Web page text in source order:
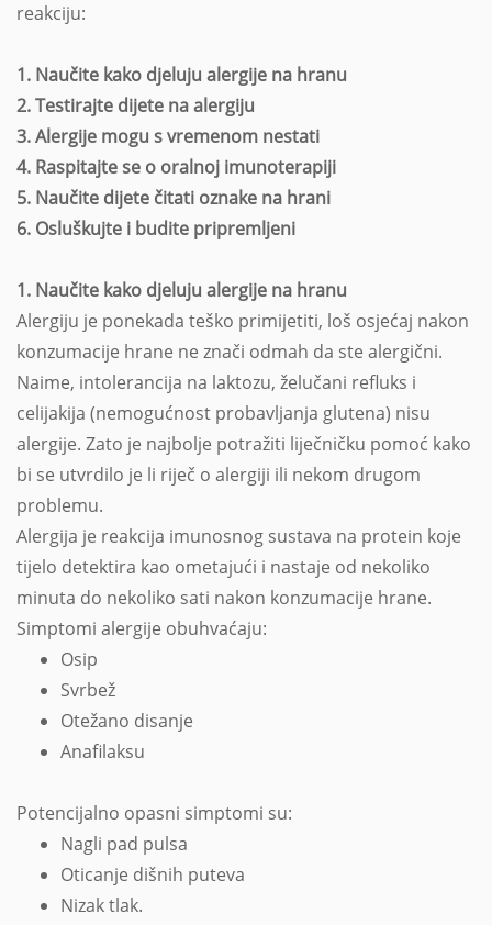
reakciju:
1. Naučite kako djeluju alergije na hranu
2. Testirajte dijete na alergiju
3. Alergije mogu s vremenom nestati
4. Raspitajte se o oralnoj imunoterapiji
5. Naučite dijete čitati oznake na hrani
6. Osluškujte i budite pripremljeni
1. Naučite kako djeluju alergije na hranu
Alergiju je ponekada teško primijetiti, loš osjećaj nakon
konzumacije hrane ne znači odmah da ste alergični.
Naime, intolerancija na laktozu, želučani refluks i
celijakija (nemogućnost probavljanja glutena) nisu
alergije. Zato je najbolje potražiti liječničku pomoć kako
bi se utvrdilo je li riječ o alergiji ili nekom drugom
problemu.
Alergija je reakcija imunosnog sustava na protein koje
tijelo detektira kao ometajući i nastaje od nekoliko
minuta do nekoliko sati nakon konzumacije hrane.
Simptomi alergije obuhvaćaju:
Osip
Svrbež
Otežano disanje
Anafilaksu
Potencijalno opasni simptomi su:
Nagli pad pulsa
Oticanje dišnih puteva
Nizak tlak.